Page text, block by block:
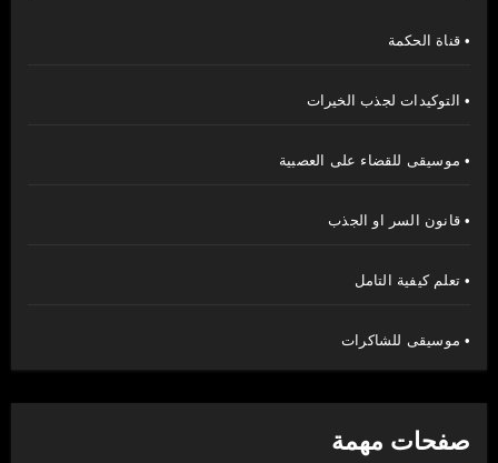
• قناة الحكمة
• التوكيدات لجذب الخيرات
• موسيقى للقضاء على العصبية
• قانون السر او الجذب
• تعلم كيفية التامل
• موسيقى للشاكرات
صفحات مهمة